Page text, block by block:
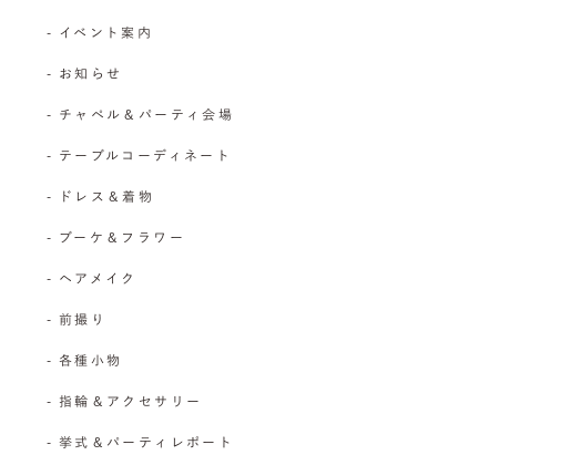
- イベント案内
- お知らせ
- チャペル＆パーティ会場
- テーブルコーディネート
- ドレス＆着物
- ブーケ＆フラワー
- ヘアメイク
- 前撮り
- 各種小物
- 指輪＆アクセサリー
- 挙式＆パーティレポート